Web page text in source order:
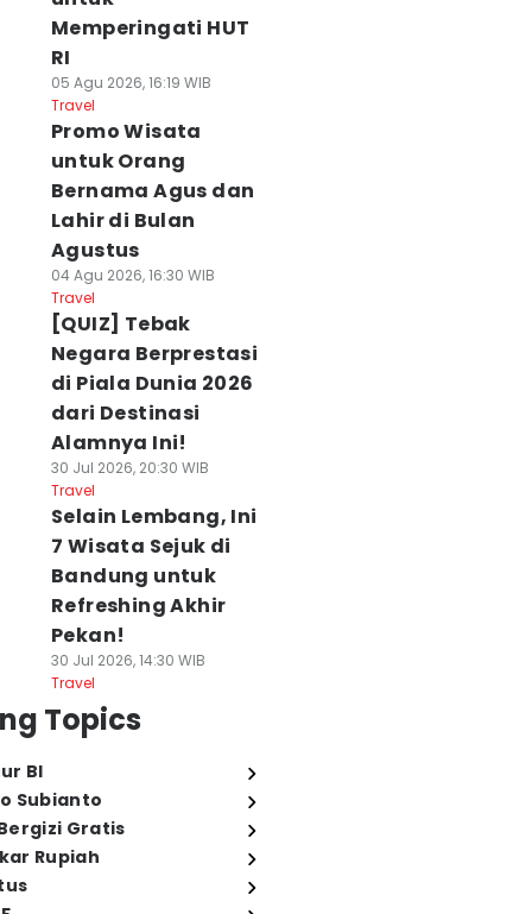
Memperingati HUT
RI
05 Agu 2026, 16:19 WIB
Travel
Promo Wisata
untuk Orang
Bernama Agus dan
Lahir di Bulan
Agustus
04 Agu 2026, 16:30 WIB
Travel
[QUIZ] Tebak
Negara Berprestasi
di Piala Dunia 2026
dari Destinasi
Alamnya Ini!
30 Jul 2026, 20:30 WIB
Travel
Selain Lembang, Ini
7 Wisata Sejuk di
Bandung untuk
Refreshing Akhir
Pekan!
30 Jul 2026, 14:30 WIB
Travel
Topics
BI
Subianto
Gratis
Rupiah